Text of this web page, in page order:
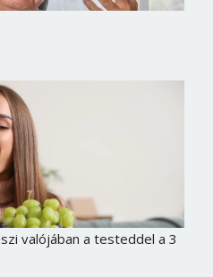
valójában a testeddel a 3